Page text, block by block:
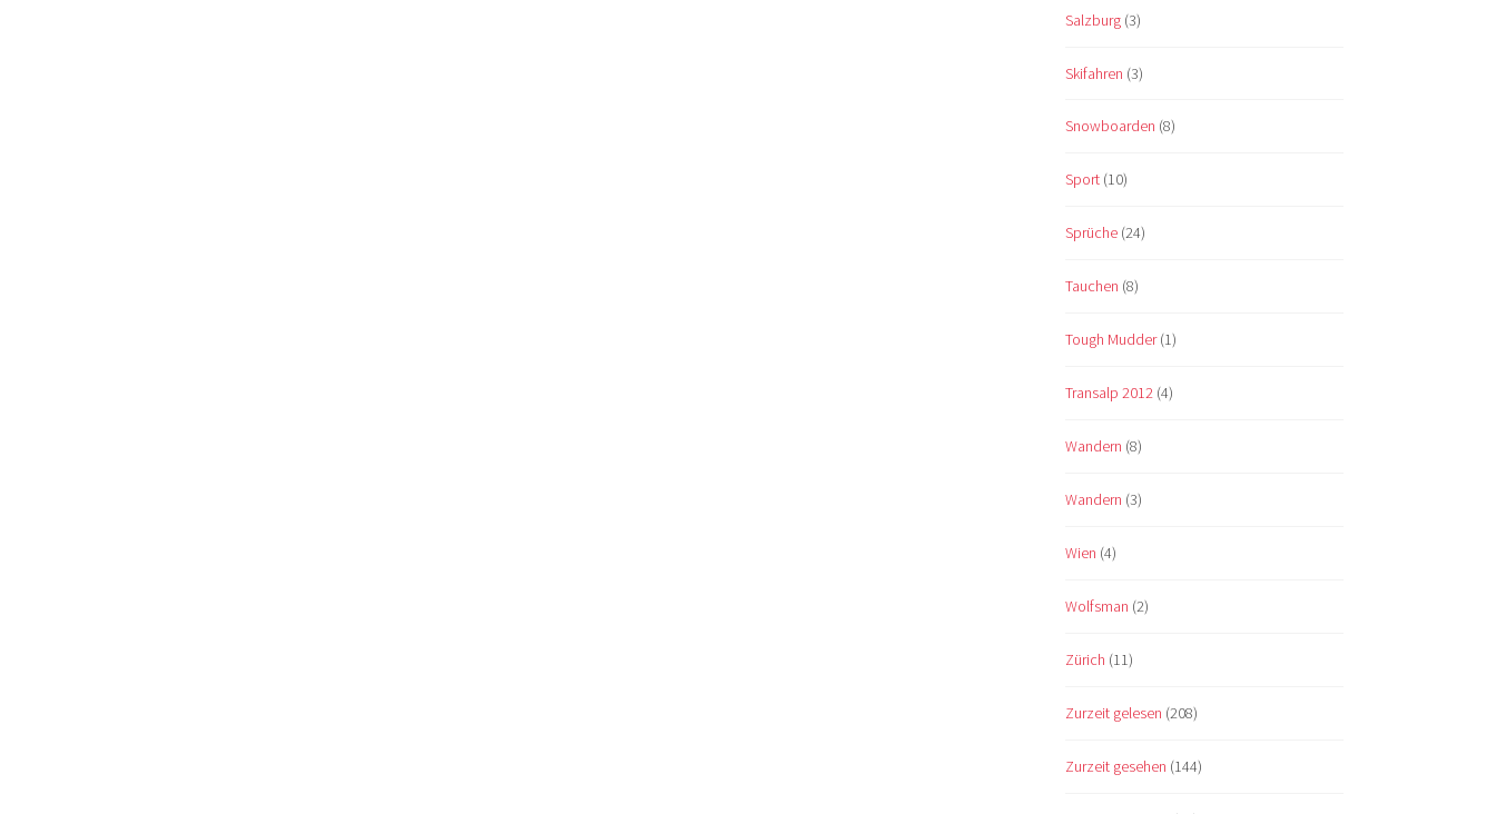
Salzburg (3)
Skifahren (3)
Snowboarden (8)
Sport (10)
Sprüche (24)
Tauchen (8)
Tough Mudder(1)
Transalp 2012 (4)
Wandern (8)
Wandern (3)
Wien (4)
Wolfsman (2)
Zürich (11)
Zurzeit gelesen (208)
Zurzeit gesehen (144)